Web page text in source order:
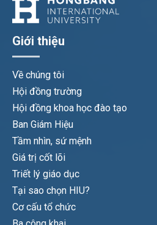
Giới thiệu
Về chúng tôi
Hội đồng trường
Hội đồng khoa học đào tạo
Ban Giám Hiệu
Tầm nhìn, sứ mệnh
Giá trị cốt lõi
Triết lý giáo dục
Tại sao chọn HIU?
Cơ cấu tổ chức